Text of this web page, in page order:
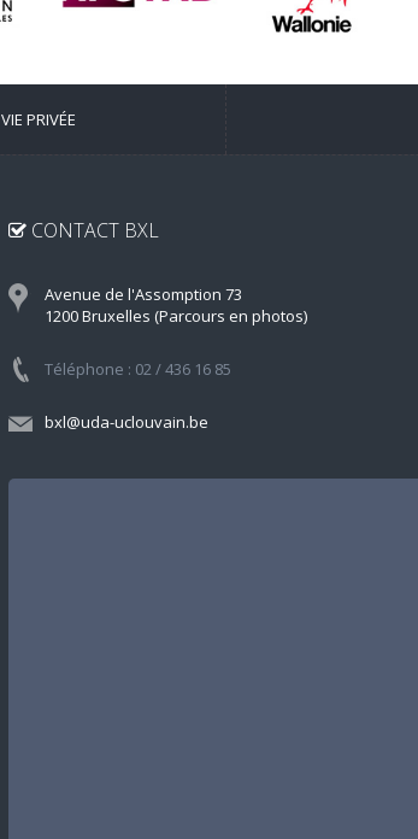
VIE PRIVÉE
CONTACT BXL
Avenue de l'Assomption 73
1200 Bruxelles (Parcours en photos)
Téléphone : 02 / 436 16 85
bxl@uda-uclouvain.be